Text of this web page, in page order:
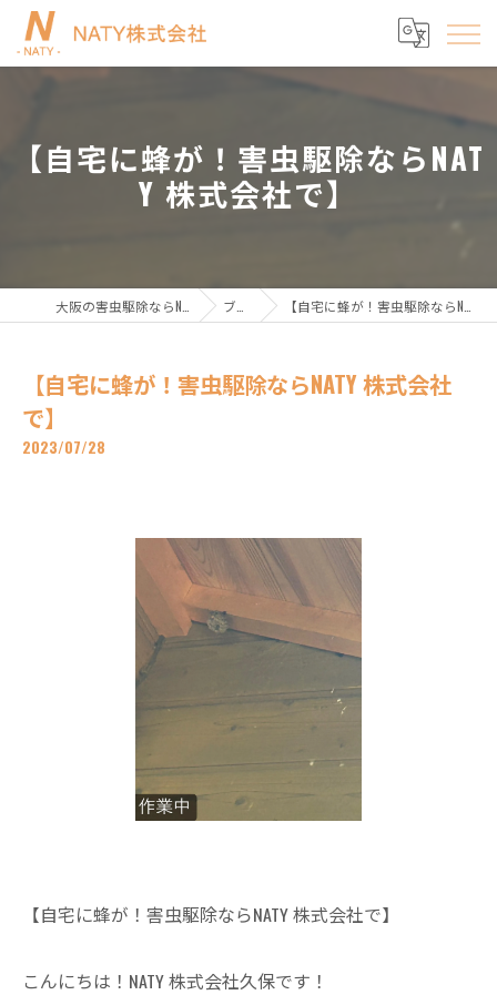
【自宅に蜂が！害虫駆除ならNAT
Y 株式会社で】
ブログ 【自宅に蜂が！害虫駆除ならNATY 株式会社で】
【自宅に蜂が！害虫駆除ならNATY 株式会社
で】
2023/07/28
【自宅に蜂が！害虫駆除ならNATY 株式会社で】
こんにちは！NATY 株式会社久保です！